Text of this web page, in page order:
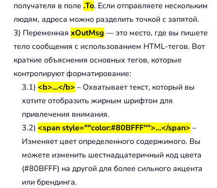
получателя в поле .To. Если отправляете нескольким
людям, адреса можно разделить точкой с запятой.
3) Переменная xOutMsg — это место, где вы пишете
тело сообщения с использованием HTML-тегов. Вот
краткие объяснения основных тегов, которые
контролируют форматирование:
3.1) <b>…</b> – Охватывает текст, который вы
хотите отобразить жирным шрифтом для
привлечения внимания.
3.2) <span style=""color:#80BFFF"">...</span> –
Изменяет цвет определенного содержимого. Вы
можете изменить шестнадцатеричный код цвета
(#80BFFF) на другой для более сильного акцента
или брендинга.